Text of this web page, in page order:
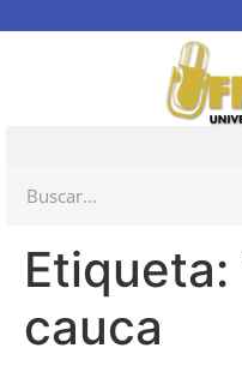
Etiqueta:
cauca